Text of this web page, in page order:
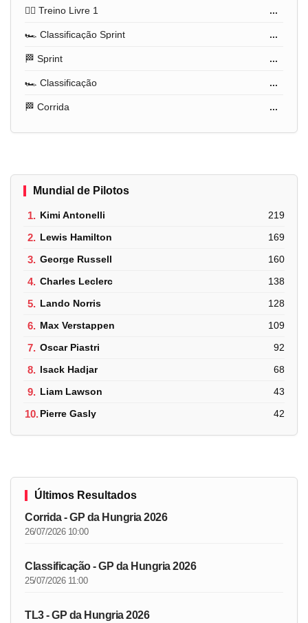
🏋️‍♂️ Treino Livre 1 ...
🏎️ Classificação Sprint ...
🏁 Sprint ...
🏎️ Classificação ...
🏁 Corrida ...
Mundial de Pilotos
1. Kimi Antonelli 219
2. Lewis Hamilton 169
3. George Russell 160
4. Charles Leclerc 138
5. Lando Norris 128
6. Max Verstappen 109
7. Oscar Piastri 92
8. Isack Hadjar 68
9. Liam Lawson 43
10.Pierre Gasly 42
Últimos Resultados
Corrida - GP da Hungria 2026
26/07/2026 10:00
Classificação - GP da Hungria 2026
25/07/2026 11:00
TL3 - GP da Hungria 2026